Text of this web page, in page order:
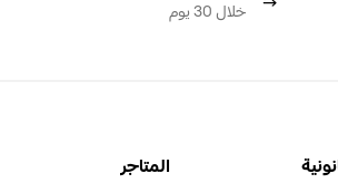
خلال 30 يوم
المتاجر